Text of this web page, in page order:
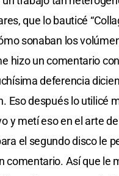
que lo bauticé
sonaban los
hizo un comentario
deferencia
Eso después lo utilicé
y metí eso en el arte
el segundo disco le
comentario. Así que le